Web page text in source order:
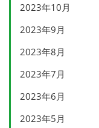
2023年10月
2023年9月
2023年8月
2023年7月
2023年6月
2023年5月